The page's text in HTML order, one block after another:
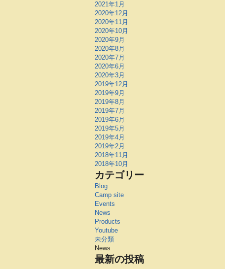
2021年1月
2020年12月
2020年11月
2020年10月
2020年9月
2020年8月
2020年7月
2020年6月
2020年3月
2019年12月
2019年9月
2019年8月
2019年7月
2019年6月
2019年5月
2019年4月
2019年2月
2018年11月
2018年10月
カテゴリー
Blog
Camp site
Events
News
Products
Youtube
未分類
News
最新の投稿